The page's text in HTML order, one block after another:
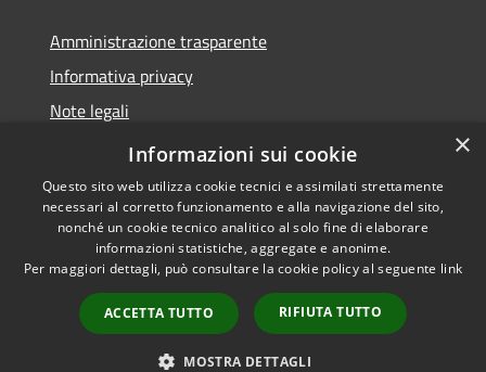
Amministrazione trasparente
Informativa privacy
Note legali
Dichiarazione di accessibilità
Accessibilità
Copyright © 2026 • Comune di
Pantigliate • Powered by
Municipium•
Accesso
redazione
×
Informazioni sui cookie
Questo sito web utilizza cookie tecnici e assimilati strettamente
necessari al corretto funzionamento e alla navigazione del sito,
nonché un cookie tecnico analitico al solo fine di elaborare
informazioni statistiche, aggregate e anonime.
Per maggiori dettagli, può consultare la cookie policy al seguente link
ACCETTA TUTTO RIFIUTA TUTTO
MOSTRA DETTAGLI